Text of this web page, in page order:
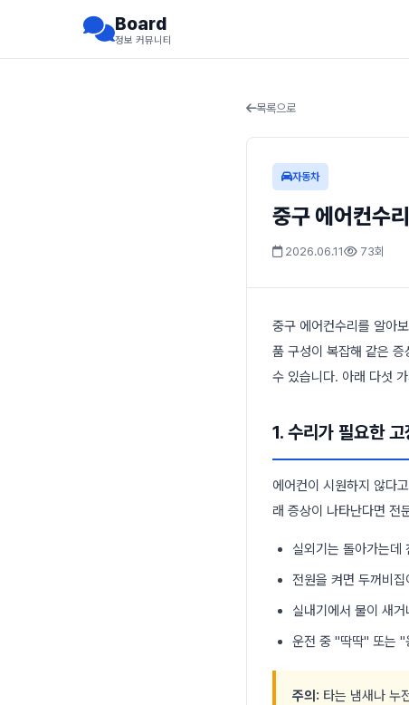
Board
정보 커뮤니티
목록으로
자동차
중구 에어컨수
2026.06.11 73회
중구 에어컨수리를 알아
품 구성이 복잡해 같은
수 있습니다. 아래 다섯
1. 수리가 필요한 고
에어컨이 시원하지 않다
래 증상이 나타난다면 전
실외기는 돌아가는데
전원을 켜면 두꺼비
실내기에서 물이 새
운전 중 "딱딱" 또는 "
주의: 타는 냄새나 누